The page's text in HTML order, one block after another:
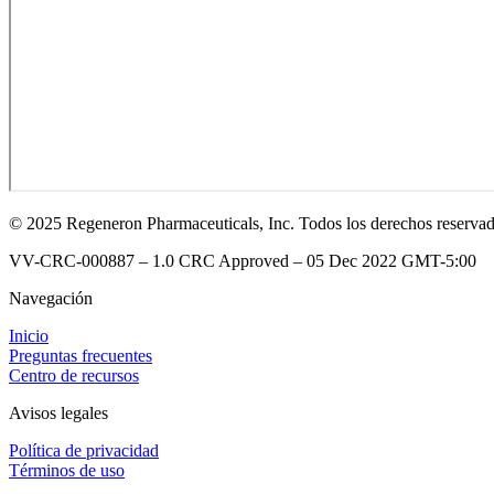
© 2025 Regeneron Pharmaceuticals, Inc. Todos los derechos
VV-CRC-000887 – 1.0 CRC Approved – 05 Dec 2022 GMT-5:00
Navegación
Inicio
Preguntas frecuentes
Centro de recursos
Avisos legales
Política de privacidad
Términos de uso